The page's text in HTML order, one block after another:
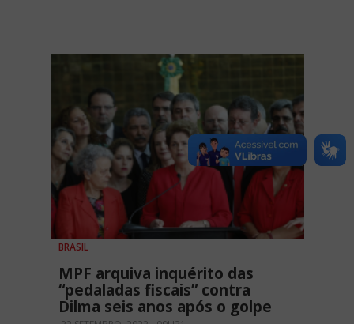
BRASIL
MPF arquiva inquérito das
“pedaladas fiscais” contra
Dilma seis anos após o golpe